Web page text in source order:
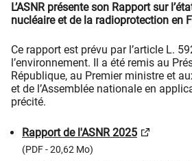
L’ASNR présente son Rapport sur
nucléaire et de la radioprotection en
Ce rapport est prévu par l’article L.
l’environnement. Il a été remis au
République, au Premier ministre et
et de l’Assemblée nationale en
précité.
Rapport de l'ASNR 2025
(PDF - 20,62 Mo)